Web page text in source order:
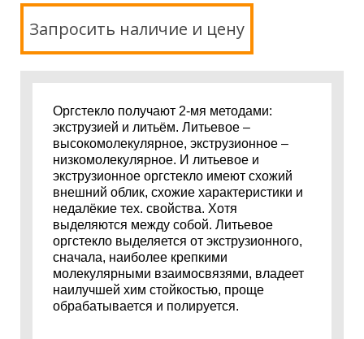
Запросить наличие и цену
Оргстекло получают 2-мя методами:
экструзией и литьём. Литьевое –
высокомолекулярное, экструзионное –
низкомолекулярное. И литьевое и
экструзионное оргстекло имеют схожий
внешний облик, схожие характеристики и
недалёкие тех. свойства. Хотя
выделяются между собой. Литьевое
оргстекло выделяется от экструзионного,
сначала, наиболее крепкими
молекулярными взаимосвязями, владеет
наилучшей хим стойкостью, проще
обрабатывается и полируется.